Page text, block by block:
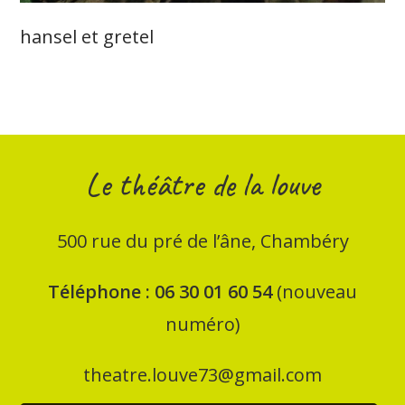
hansel et gretel
Le théâtre de la louve
500 rue du pré de l’âne, Chambéry
Téléphone : 06 30 01 60 54(nouveau
numéro)
theatre.louve73@gmail.com